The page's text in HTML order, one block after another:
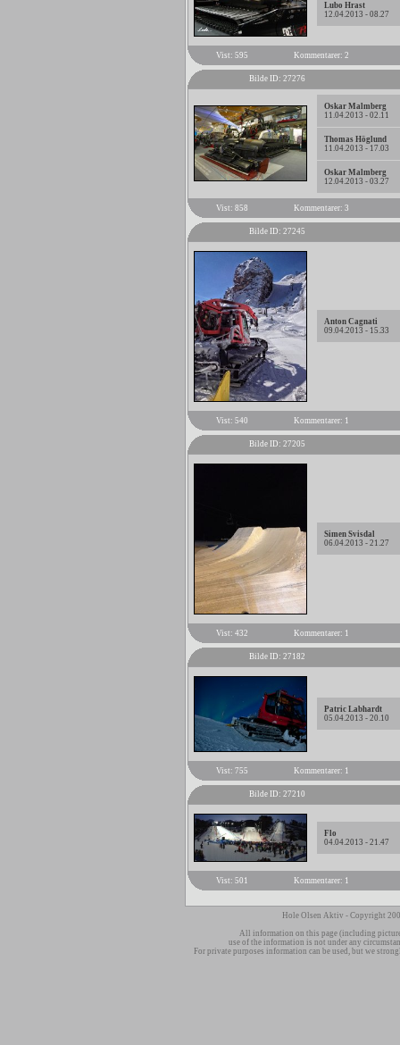
Lubo Hrast
12.04.2013 - 08.27
Vist: 595 Kommentarer: 2
Bilde ID: 27276
Oskar Malmberg
11.04.2013 - 02.11
Thomas Höglund
11.04.2013 - 17.03
Oskar Malmberg
12.04.2013 - 03.27
Vist: 858 Kommentarer: 3
Bilde ID: 27245
Anton Cagnati
09.04.2013 - 15.33
Vist: 540 Kommentarer: 1
Bilde ID: 27205
Simen Svisdal
06.04.2013 - 21.27
Vist: 432 Kommentarer: 1
Bilde ID: 27182
Patric Labhardt
05.04.2013 - 20.10
Vist: 755 Kommentarer: 1
Bilde ID: 27210
Flo
04.04.2013 - 21.47
Vist: 501 Kommentarer: 1
Hole Olsen Aktiv - Copyright
All information on this page (including
use of the information is not under any
For private purposes information can be used, but we